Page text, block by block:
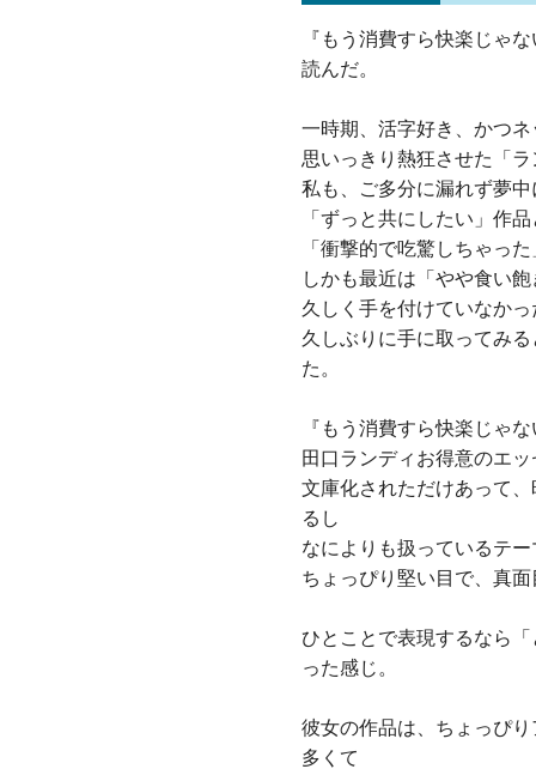
『もう消費すら快楽じゃ
読んだ。
一時期、活字好き、かつ
思いっきり熱狂させた「
私も、ご多分に漏れず夢
「ずっと共にしたい」作
「衝撃的で吃驚しちゃっ
しかも最近は「やや食い
久しく手を付けていなか
久しぶりに手に取ってみ
た。
『もう消費すら快楽じゃ
田口ランディお得意のエ
文庫化されただけあって
るし
なによりも扱っているテ
ちょっぴり堅い目で、真
ひとことで表現するなら
った感じ。
彼女の作品は、ちょっぴ
多くて